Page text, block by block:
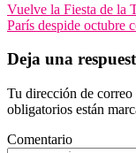
Vuelve la Fiesta de la
París despide octubre
Deja una
Tu dirección de
obligatorios están
Comentario